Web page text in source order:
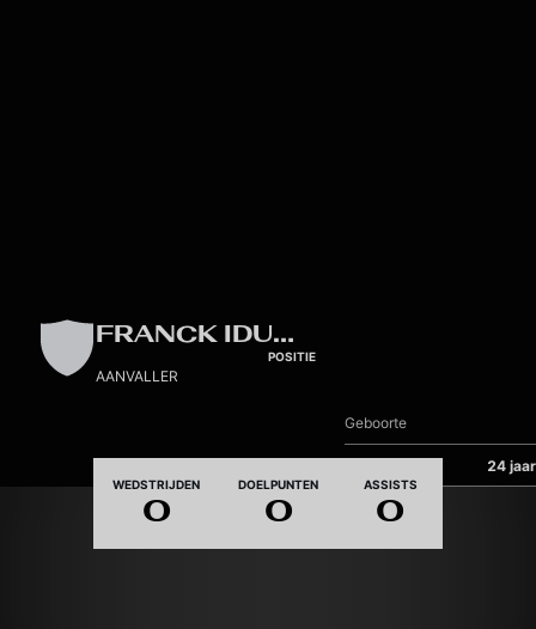
FRANCK IDUMBO-MUZAMBO
POSITIE
AANVALLER
Geboorte
24 jaar
WEDSTRIJDEN
0
DOELPUNTEN
0
ASSISTS
0